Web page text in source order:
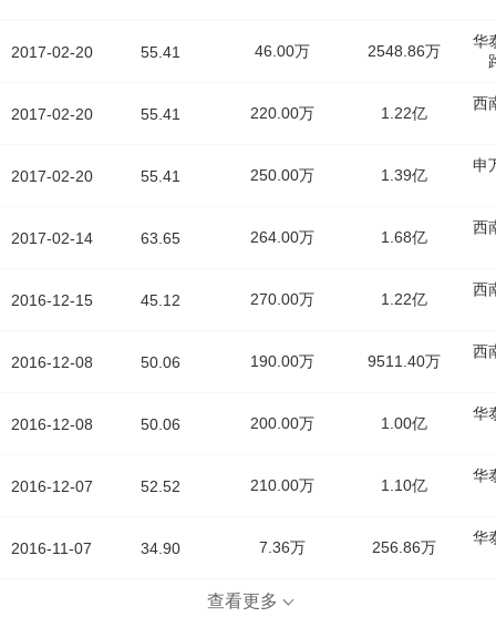
2017-02-20
2017-02-20
2017-02-20
2017-02-14
2016-12-15
2016-12-08
2016-12-08
2016-12-07
2016-11-07
55.41 46.00万 2548.86万
华
55.41 220.00万 1.22亿
西
55.41 250.00万 1.39亿
申
63.65 264.00万 1.68亿
西
45.12 270.00万 1.22亿
西
50.06 190.00万 9511.40万
西
50.06 200.00万 1.00亿
华
52.52 210.00万 1.10亿
华
34.90 7.36万 256.86万
华
查看更多